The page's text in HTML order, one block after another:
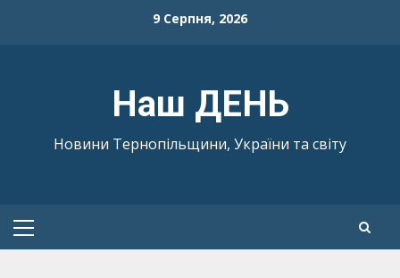
9 Серпня, 2026
Наш ДЕНЬ
Новини Тернопільщини, України та світу
Primary